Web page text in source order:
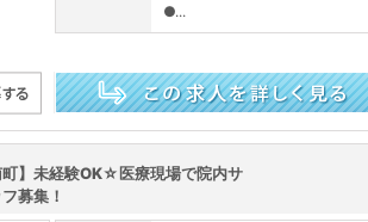
●...
町】未経験OK☆医療現場で院内サ
募集！